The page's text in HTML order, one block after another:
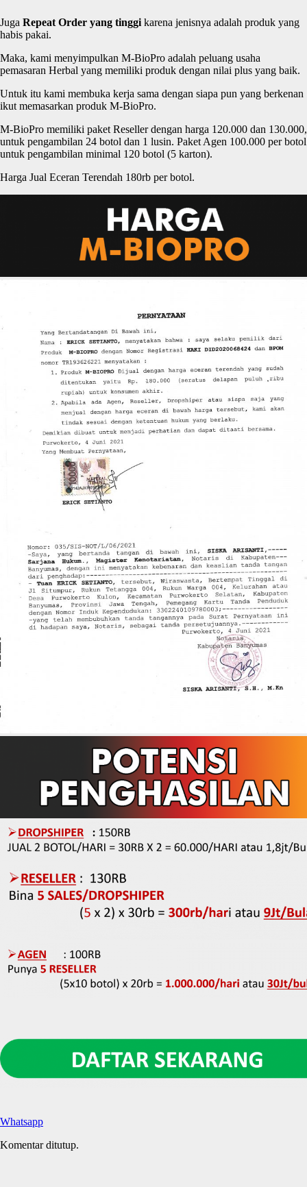
Juga Repeat Order yang tinggi karena jenisnya adalah produk yang
habis pakai.
Maka, kami menyimpulkan M-BioPro adalah peluang usaha
pemasaran Herbal yang memiliki produk dengan nilai plus yang baik.
Untuk itu kami membuka kerja sama dengan siapa pun yang berkenan
ikut memasarkan produk M-BioPro.
M-BioPro memiliki paket Reseller dengan harga 120.000 dan 130.000,
untuk pengambilan 24 botol dan 1 lusin. Paket Agen 100.000 per botol
untuk pengambilan minimal 120 botol (5 karton).
Harga Jual Eceran Terendah 180rb per botol.
Whatsapp
Komentar ditutup.